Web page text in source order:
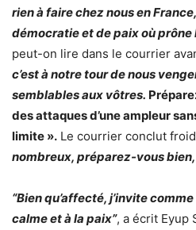
rien à faire chez nous en
démocratie et de paix où prône
peut-on lire dans le courrier
c’est à notre tour de nous
semblables aux vôtres.
des attaques d’une ampleur
limite ». Le courrier conclut
nombreux, préparez-vous
“Bien qu’affecté, j’invite
calme et à la paix”, a écrit Eyup